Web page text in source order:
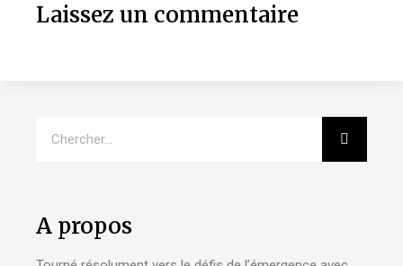
Laissez un commentaire
A propos